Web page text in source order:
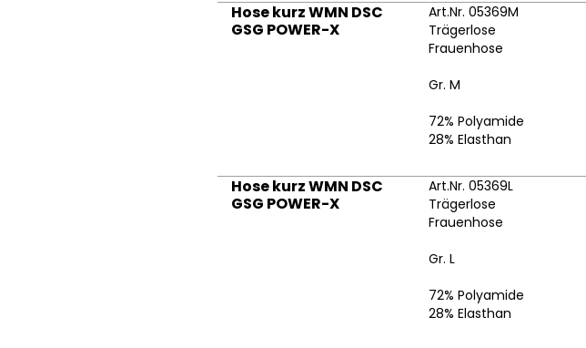
Hose kurz WMN DSC
GSG POWER-X
Art.Nr. 05369M
Trägerlose
Frauenhose
Gr. M
72% Polyamide
28% Elasthan
Hose kurz WMN DSC
GSG POWER-X
Art.Nr. 05369L
Trägerlose
Frauenhose
Gr. L
72% Polyamide
28% Elasthan